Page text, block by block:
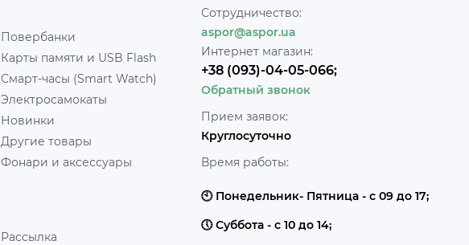
Повербанки
Карты памяти и USB Flash
Смарт-часы (Smart Watch)
Электросамокаты
Новинки
Другие товары
Фонари и аксессуары
Рассылка
Сотрудничество:
aspor@aspor.ua
Интернет магазин:
+38 (093)-04-05-066;
Обратный звонок
Прием заявок:
Круглосуточно
Время работы:
🕙 Понедельник- Пятница - с 09 до 17;
🕔 Суббота - с 10 до 14;